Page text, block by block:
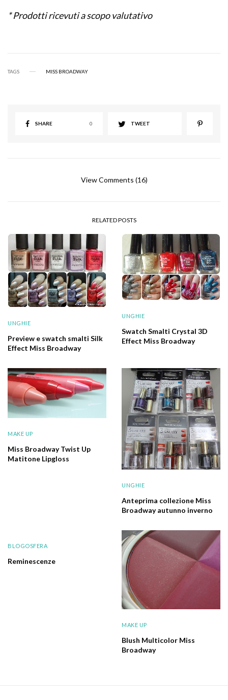
* Prodotti ricevuti a scopo valutativo
TAGS MISS BROADWAY
SHARE 0 TWEET
View Comments (16)
RELATED POSTS
UNGHIE
Preview e swatch smalti Silk
Effect Miss Broadway
UNGHIE
Swatch Smalti Crystal 3D
Effect Miss Broadway
MAKE UP
Miss Broadway Twist Up
Matitone Lipgloss
UNGHIE
Anteprima collezione Miss
Broadway autunno inverno
BLOGOSFERA
Reminescenze
MAKE UP
Blush Multicolor Miss
Broadway